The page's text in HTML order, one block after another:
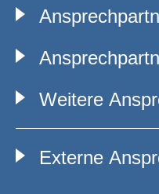
Weitere
Externe